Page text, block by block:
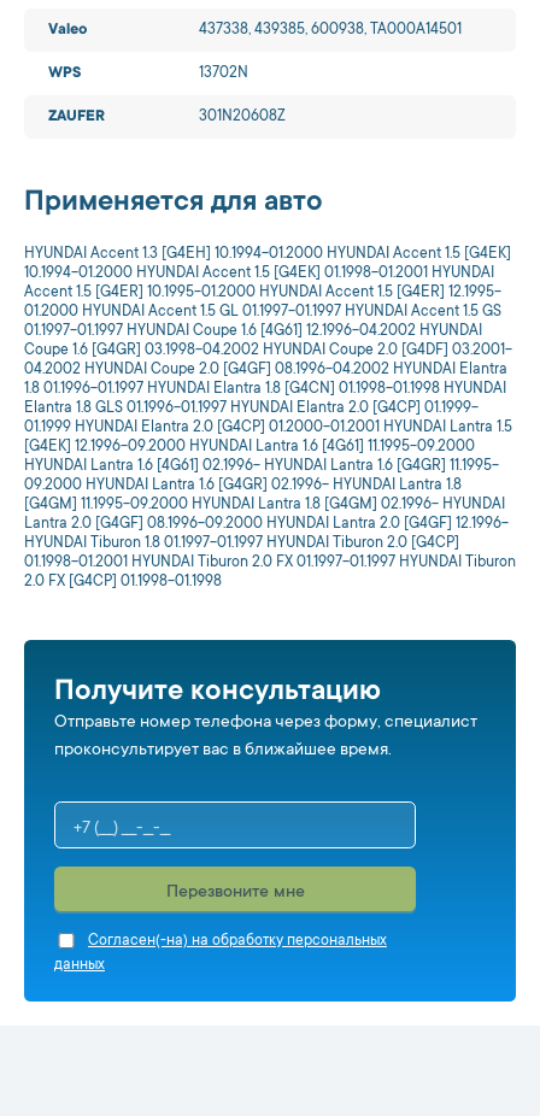
Valeo 437338, 439385, 600938, TA000A14501
WPS 13702N
ZAUFER 301N20608Z
Применяется для авто
HYUNDAI Accent 1.3 [G4EH] 10.1994-01.2000 HYUNDAI Accent 1.5 [G4EK]
10.1994-01.2000 HYUNDAI Accent 1.5 [G4EK] 01.1998-01.2001 HYUNDAI
Accent 1.5 [G4ER] 10.1995-01.2000 HYUNDAI Accent 1.5 [G4ER] 12.1995-
01.2000 HYUNDAI Accent 1.5 GL 01.1997-01.1997 HYUNDAI Accent 1.5 GS
01.1997-01.1997 HYUNDAI Coupe 1.6 [4G61] 12.1996-04.2002 HYUNDAI
Coupe 1.6 [G4GR] 03.1998-04.2002 HYUNDAI Coupe 2.0 [G4DF] 03.2001-
04.2002 HYUNDAI Coupe 2.0 [G4GF] 08.1996-04.2002 HYUNDAI Elantra
1.8 01.1996-01.1997 HYUNDAI Elantra 1.8 [G4CN] 01.1998-01.1998 HYUNDAI
Elantra 1.8 GLS 01.1996-01.1997 HYUNDAI Elantra 2.0 [G4CP] 01.1999-
01.1999 HYUNDAI Elantra 2.0 [G4CP] 01.2000-01.2001 HYUNDAI Lantra 1.5
[G4EK] 12.1996-09.2000 HYUNDAI Lantra 1.6 [4G61] 11.1995-09.2000
HYUNDAI Lantra 1.6 [4G61] 02.1996- HYUNDAI Lantra 1.6 [G4GR] 11.1995-
09.2000 HYUNDAI Lantra 1.6 [G4GR] 02.1996- HYUNDAI Lantra 1.8
[G4GM] 11.1995-09.2000 HYUNDAI Lantra 1.8 [G4GM] 02.1996- HYUNDAI
Lantra 2.0 [G4GF] 08.1996-09.2000 HYUNDAI Lantra 2.0 [G4GF] 12.1996-
HYUNDAI Tiburon 1.8 01.1997-01.1997 HYUNDAI Tiburon 2.0 [G4CP]
01.1998-01.2001 HYUNDAI Tiburon 2.0 FX 01.1997-01.1997 HYUNDAI Tiburon
2.0 FX [G4CP] 01.1998-01.1998
Получите консультацию
Отправьте номер телефона через форму, специалист
проконсультирует вас в ближайшее время.
Перезвоните мне
Cогласен(-на) на обработку персональных
данных